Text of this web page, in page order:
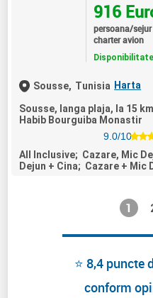
916
persoana/sejur
charter avion
Sousse, Tunisia Harta
Sousse, langa plaja, la 15
Habib Bourguiba Monastir
9.0/10
All Inclusive; Cazare, Mic
Dejun + Cina; Cazare + Mic
1
⭐ 8,4 puncte
conform